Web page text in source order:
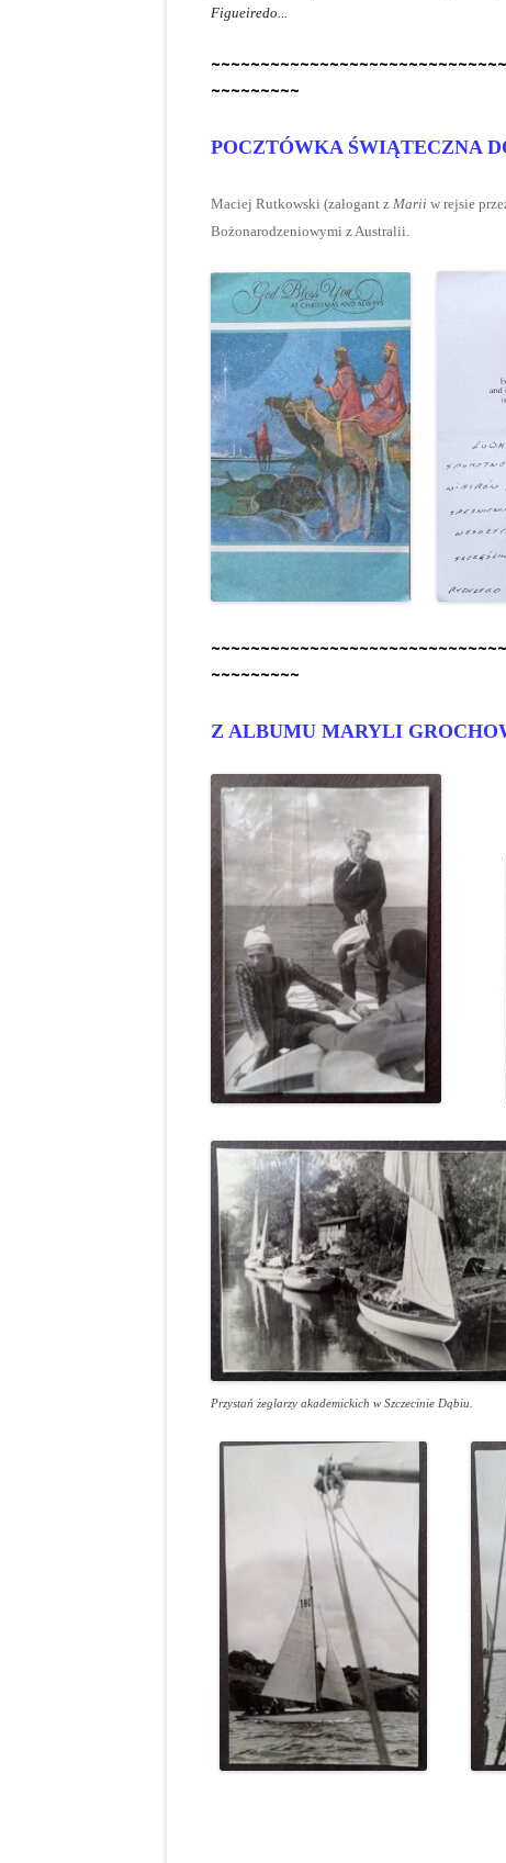
Figueiredo...
~~~~~~~~~
POCZTÓWKA ŚWIĄTECZNA
Maciej Rutkowski (załogant z Marii w rejsie
Bożonarodzeniowymi z Australii.
~~~~~~~~~
Z ALBUMU MARYLI
Przystań żeglarzy akademickich w Szczecinie Dąbiu.